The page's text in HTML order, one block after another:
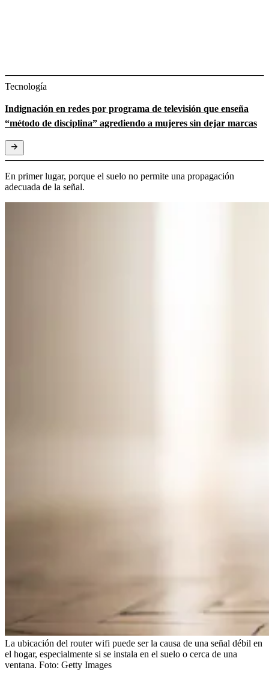
Tecnología
Indignación en redes por programa de televisión que enseña
“método de disciplina” agrediendo a mujeres sin dejar marcas
En primer lugar, porque el suelo no permite una propagación
adecuada de la señal.
La ubicación del router wifi puede ser la causa de una señal débil en
el hogar, especialmente si se instala en el suelo o cerca de una
ventana. Foto: Getty Images